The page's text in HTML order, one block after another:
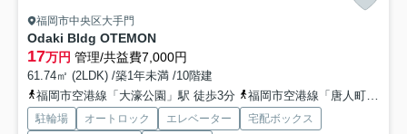
福岡市中央区大手門
Odaki Bldg OTEMON
17万円 管理/共益費7,000円
61.74㎡ (2LDK) /築1年未満 /10階建
福岡市空港線「大濠公園」駅 徒歩3分
福岡市空港線「唐人町」駅 徒歩12分
駐輪場 オートロック エレベーター
宅配ボックス